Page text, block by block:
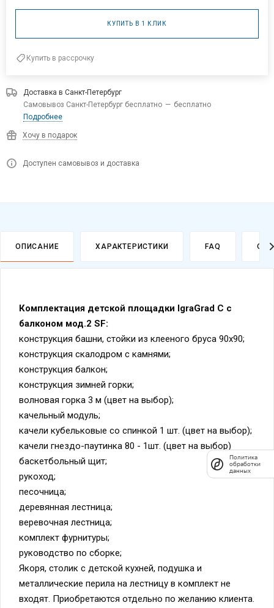
КУПИТЬ В 1 КЛИК
Купить в рассрочку
Доставка в Санкт-Петербург
Самовывоз Санкт-Петербург бесплатно — бесплатно
Подробнее
Хочу в подарок
Доступен самовывоз и доставка
ОПИСАНИЕ ХАРАКТЕРИСТИКИ FAQ
Комплектация детской площадки IgraGrad С с
балконом мод.2 SF:
конструкция башни, стойки из клееного бруса 90х90;
конструкция скалодром с камнями;
конструкция балкон;
конструкция зимней горки;
волновая горка 3 м (цвет на выбор);
качельный модуль;
качели кубельковые со спинкой 1 шт. (цвет на выбор);
качели гнездо-паутинка 80 - 1шт. (цвет на выбор)
баскетбольный щит;
рукоход;
песочница;
деревянная лестница;
веревочная лестница;
комплект фурнитуры;
руководство по сборке;
Якоря, столик с детской кухней, подушка и
металлические перила на лестницу в комплект не
входят. Приобретаются отдельно по желанию клиента.
Политика
обработки
данных